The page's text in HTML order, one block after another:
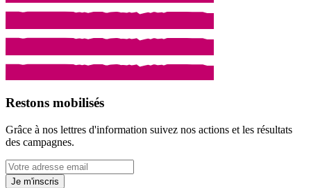
Restons mobilisés
Grâce à nos lettres d'information suivez nos actions et les résultats
des campagnes.
Je m'inscris